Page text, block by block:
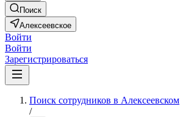
Поиск
Алексеевское
Войти
Войти
Зарегистрироваться
Поиск сотрудников в Алексеевском
/